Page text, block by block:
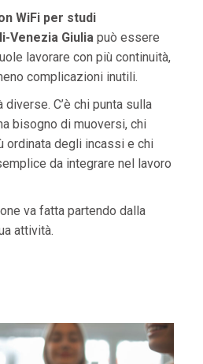
WiFi per studi
Venezia Giuliapuò essere
lavorare con più continuità,
complicazioni inutili.
C’è chi punta sulla
bisogno di muoversi, chi
ordinata degli incassi e chi
da integrare nel lavoro
va fatta partendo dalla
attività.